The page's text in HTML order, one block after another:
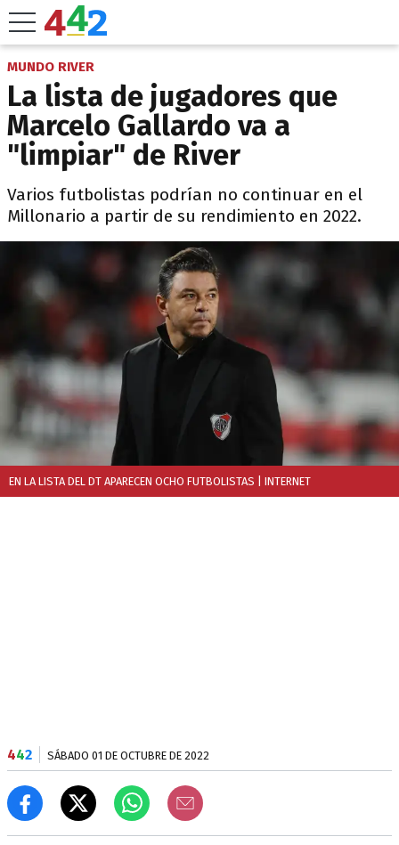
MUNDO RIVER
La lista de jugadores que
Marcelo Gallardo va a
"limpiar" de River
Varios futbolistas podrían no continuar en el
Millonario a partir de su rendimiento en 2022.
EN LA LISTA DEL DT APARECEN OCHO FUTBOLISTAS | INTERNET
442 SÁBADO 01 DE OCTUBRE DE 2022